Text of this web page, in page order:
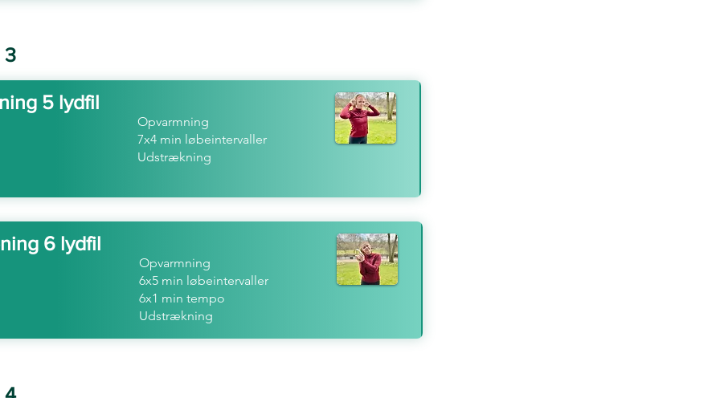
3
5 lydfil
Opvarmning
7x4 min løbeintervaller
Udstrækning
6 lydfil
Opvarmning
6x5 min løbeintervaller
6x1 min tempo
Udstrækning